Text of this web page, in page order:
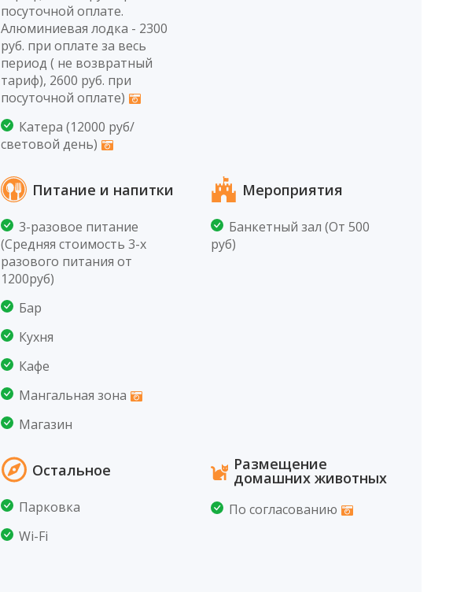
посуточной оплате.
Алюминиевая лодка - 2300
руб. при оплате за весь
период ( не возвратный
тариф), 2600 руб. при
посуточной оплате)
Катера (12000 руб/
световой день)
Питание и напитки
3-разовое питание
(Средняя стоимость 3-х
разового питания от
1200руб)
Бар
Кухня
Кафе
Мангальная зона
Магазин
Мероприятия
Банкетный зал (От 500
руб)
Остальное
Парковка
Wi-Fi
Размещение
домашних животных
По согласованию